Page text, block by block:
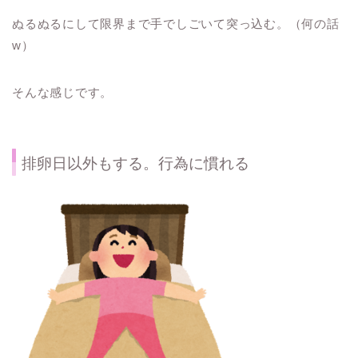
ぬるぬるにして限界まで手でしごいて突っ込む。（何の話
w）
そんな感じです。
排卵日以外もする。行為に慣れる